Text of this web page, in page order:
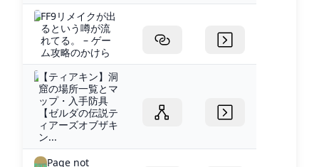
FF9リメイクが出
るという噂が流
れてる。 – ゲー
ム攻略のかけら
【ティアキン】洞
窟の場所一覧とマ
ップ・入手防具
【ゼルダの伝説テ
ィアーズオブザキ
ン...
Page not